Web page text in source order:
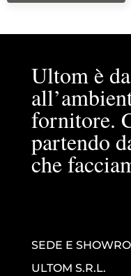
Ultom è
fornitore.
partendo
che
SEDE E
ULTOM S.R.L.